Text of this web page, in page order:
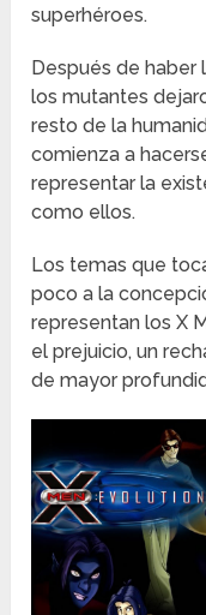
superhéroes.
Después de
los mutantes
resto de la
comienza a
representar la
como ellos.
Los temas que
poco a la
representan los X
el prejuicio, un
de mayor